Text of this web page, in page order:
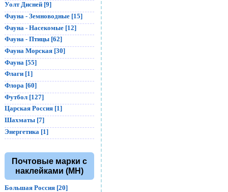
Уолт Дисней [9]
Фауна - Земноводные [15]
Фауна - Насекомые [12]
Фауна - Птицы [62]
Фауна Морская [30]
Фауна [55]
Флаги [1]
Флора [60]
Футбол [127]
Царская Россия [1]
Шахматы [7]
Энергетика [1]
Почтовые марки с
наклейками (MH)
Большая Россия [20]